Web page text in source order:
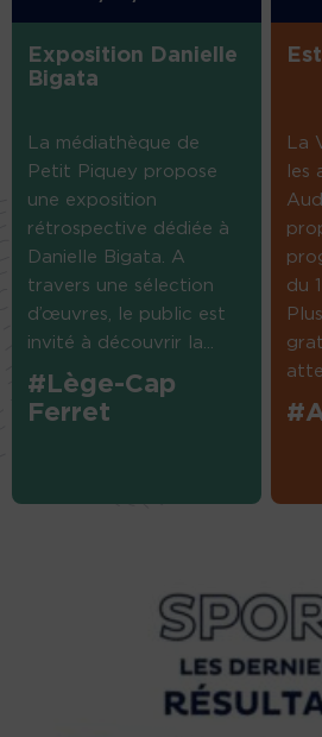
Exposition Danielle
Bigata
La médiathèque de
Petit Piquey propose
une exposition
rétrospective dédiée à
Danielle Bigata. A
travers une sélection
d’œuvres, le public est
invité à découvrir la...
#Lège-Cap
Ferret
La
les
du